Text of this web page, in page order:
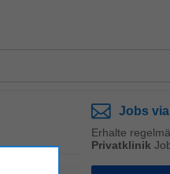
Jobs
Erhalte
Privatklinik